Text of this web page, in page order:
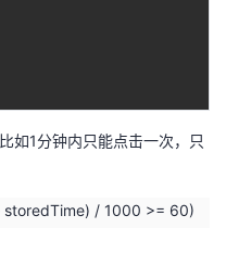
如1分钟内只能点击一次，只
/ 1000 >= 60)